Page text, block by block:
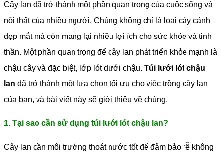
Cây lan đã trở thành một phần quan trọng của cuộc sống và
nội thất của nhiều người. Chúng không chỉ là loại cây cảnh
đẹp mắt mà còn mang lại nhiều lợi ích cho sức khỏe và tinh
thần. Một phần quan trọng để cây lan phát triển khỏe mạnh là
chậu cây và đặc biệt, lớp lót dưới chậu. Túi lưới lót chậu
lan đã trở thành một lựa chọn tối ưu cho việc trồng cây lan
của bạn, và bài viết này sẽ giới thiệu về chúng.
1. Tại sao cần sử dụng túi lưới lót chậu lan?
Cây lan cần môi trường thoát nước tốt để đảm bảo rễ không